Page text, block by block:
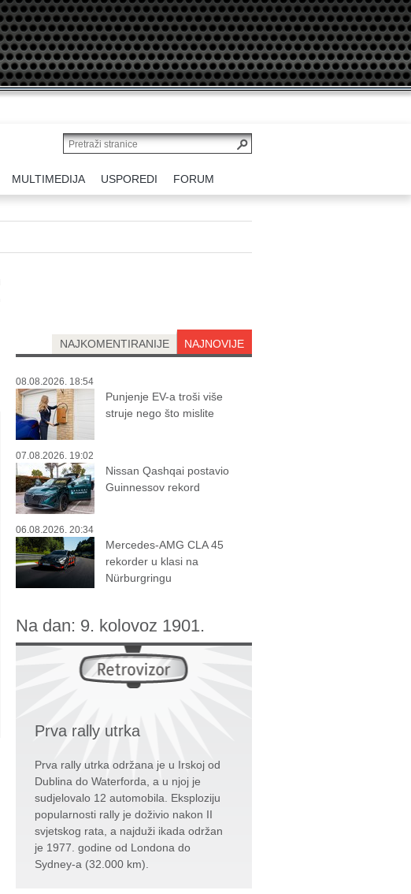
MULTIMEDIJA USPOREDI FORUM
NAJNOVIJE
NAJKOMENTIRANIJE
08.08.2026. 18:54
Punjenje EV-a troši više
struje nego što mislite
07.08.2026. 19:02
Nissan Qashqai postavio
Guinnessov rekord
06.08.2026. 20:34
Mercedes-AMG CLA 45
rekorder u klasi na
Nürburgringu
Na dan: 9. kolovoz 1901.
Prva rally utrka
Prva rally utrka održana je u Irskoj od
Dublina do Waterforda, a u njoj je
sudjelovalo 12 automobila. Eksploziju
popularnosti rally je doživio nakon II
svjetskog rata, a najduži ikada održan
je 1977. godine od Londona do
Sydney-a (32.000 km).